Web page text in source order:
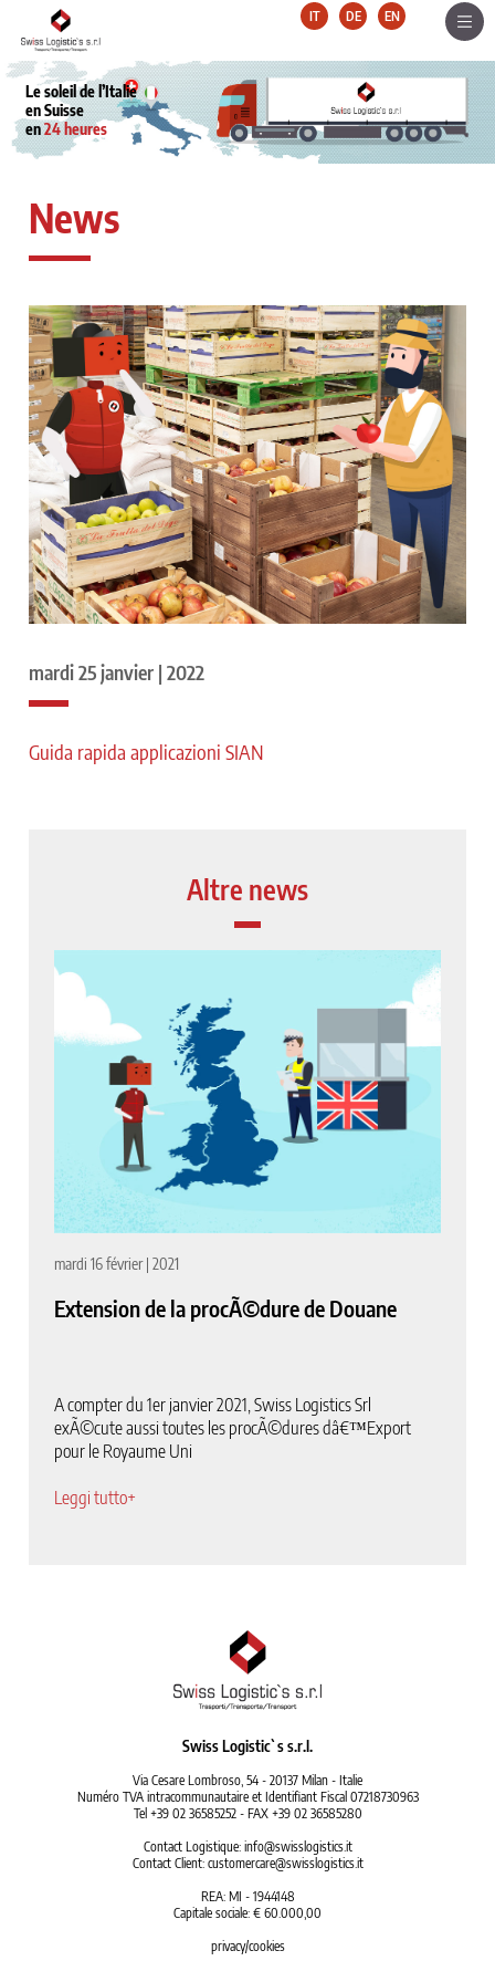
Le soleil de l’Italie
en Suisse
en24 heures
IT DE EN
News
mardi 25 janvier | 2022
Guida rapida applicazioni SIAN
Altre news
mardi 16 février | 2021
Extension de la procÃ©dure de Douane
A compter du 1er janvier 2021, Swiss Logistics Srl
exÃ©cute aussi toutes les procÃ©dures dâ€™Export
pour le Royaume Uni
Leggi tutto+
Swiss Logistic`s s.r.l.
Via Cesare Lombroso, 54 - 20137 Milan - Italie
Numéro TVA intracommunautaire et Identifiant Fiscal 07218730963
Tel +39 02 36585252 - FAX +39 02 36585280
Contact Logistique: info@swisslogistics.it
Contact Client: customercare@swisslogistics.it
REA: MI - 1944148
Capitale sociale: € 60.000,00
privacy/cookies